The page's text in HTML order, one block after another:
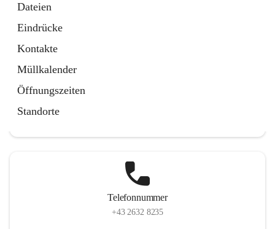
Dateien
Eindrücke
Kontakte
Müllkalender
Öffnungszeiten
Standorte
Telefonnummer
+43 2632 8235